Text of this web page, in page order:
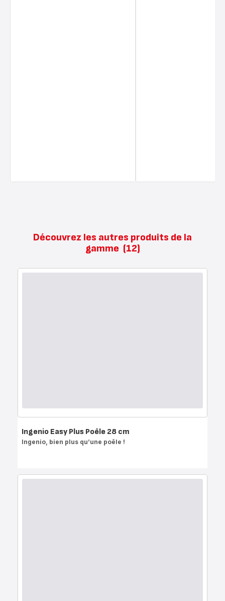
Découvrez les autres produits de la
gamme (12)
Ingenio Easy Plus Poêle 28 cm
Ingenio, bien plus qu’une poêle !